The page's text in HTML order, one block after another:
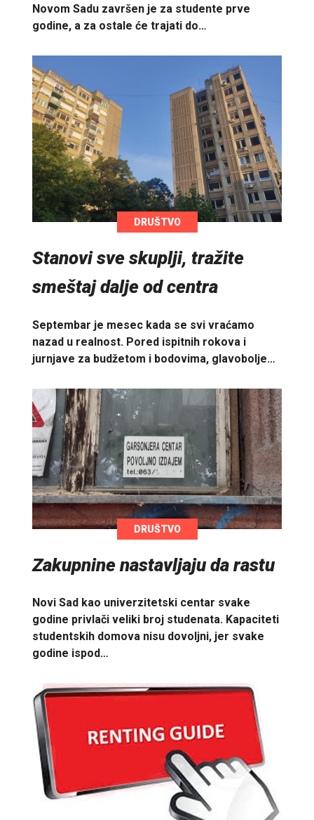
Novom Sadu završen je za studente prve
godine, a za ostale će trajati do…
DRUŠTVO
Stanovi sve skuplji, tražite
smeštaj dalje od centra
Septembar je mesec kada se svi vraćamo
nazad u realnost. Pored ispitnih rokova i
jurnjave za budžetom i bodovima, glavobolje…
DRUŠTVO
Zakupnine nastavljaju da rastu
Novi Sad kao univerzitetski centar svake
godine privlači veliki broj studenata. Kapaciteti
studentskih domova nisu dovoljni, jer svake
godine ispod…